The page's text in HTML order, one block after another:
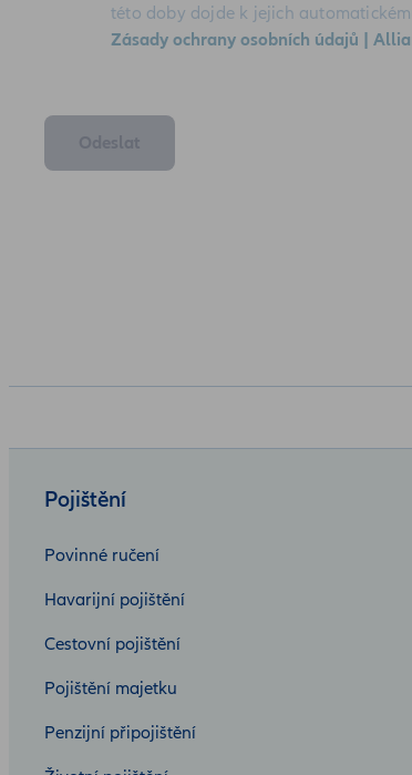
této doby dojde k jejich
Zásady ochrany osobních údajů |
Pojištění
Povinné ručení
Havarijní pojištění
Cestovní pojištění
Pojištění majetku
Penzijní připojištění